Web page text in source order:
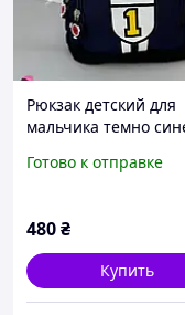
Рюкзак детский для
мальчика темно
Готово к отправке
480₴
Купить